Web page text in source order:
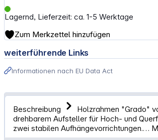
Lagernd, Lieferzeit: ca. 1-5 Werktage
Zum Merkzettel hinzufügen
weiterführende Links
Informationen nach EU Data Act
Beschreibung
Holzrahmen "Grado"
drehbarem Aufsteller für Hoch- und
zwei stabilen Aufhängevorrichtungen.…